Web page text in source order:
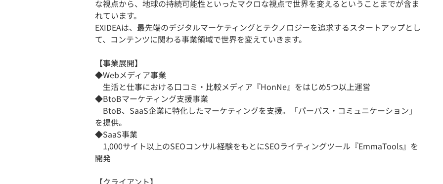
な視点から、地球の持続可能性といったマクロな視点で世界を変えるということまでが含ま
れています。
EXIDEAは、最先端のデジタルマーケティングとテクノロジーを追求するスタートアップとし
て、コンテンツに関わる事業領域で世界を変えていきます。
【事業展開】
◆Webメディア事業
生活と仕事における口コミ・比較メディア『HonNe』をはじめ5つ以上運営
◆BtoBマーケティング支援事業
BtoB、SaaS企業に特化したマーケティングを支援。「パーパス・コミュニケーション」
を提供。
◆SaaS事業
1,000サイト以上のSEOコンサル経験をもとにSEOライティングツール『EmmaTools』を
開発
【クライアント】